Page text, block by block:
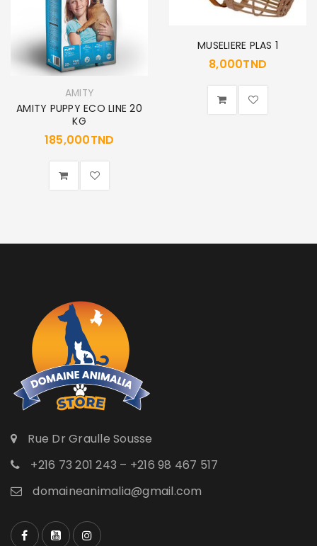
AMITY
AMITY PUPPY ECO LINE 20
KG
185,000TND
MUSELIERE PLAS 1
8,000TND
Rue Dr Graulle Sousse
+216 73 201 243 – +216 98 467 517
domaineanimalia@gmail.com